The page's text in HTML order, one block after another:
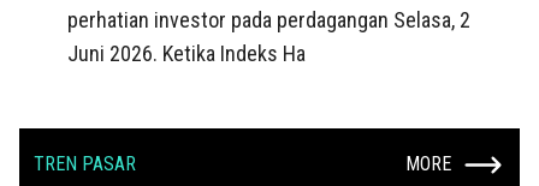
perhatian investor pada perdagangan Selasa, 2
Juni 2026. Ketika Indeks Ha
TREN PASAR MORE